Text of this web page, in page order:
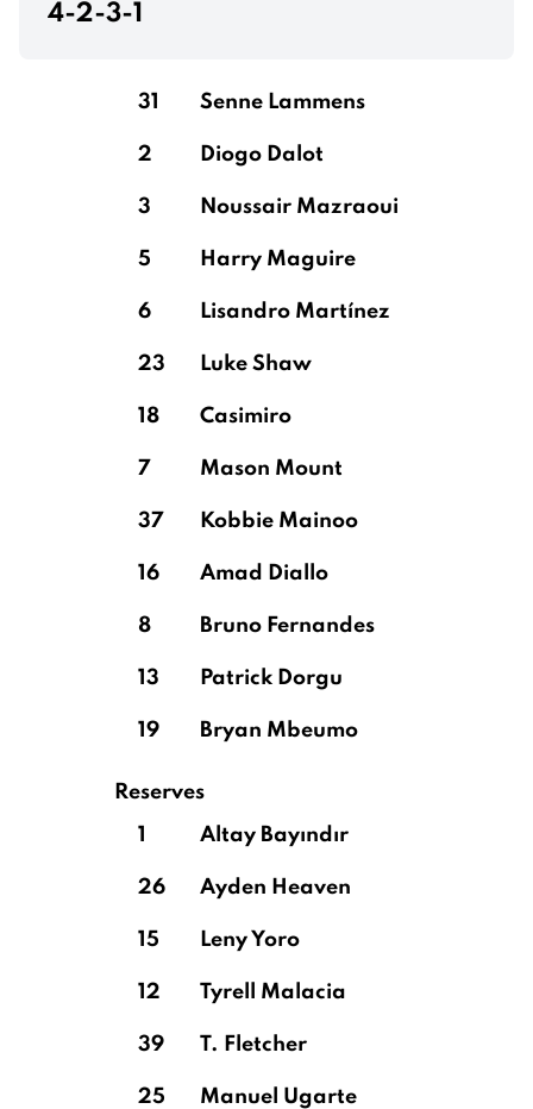
4-2-3-1
31 Senne Lammens
2 Diogo Dalot
3 Noussair Mazraoui
5 Harry Maguire
6 Lisandro Martínez
23 Luke Shaw
18 Casimiro
7 Mason Mount
37 Kobbie Mainoo
16 Amad Diallo
8 Bruno Fernandes
13 Patrick Dorgu
19 Bryan Mbeumo
Reserves
1
Altay Bayındır
26 Ayden Heaven
15 Leny Yoro
12 Tyrell Malacia
39 T. Fletcher
25 Manuel Ugarte